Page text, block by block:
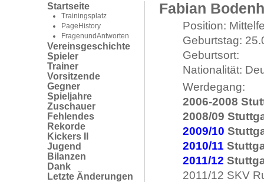
Startseite
Trainingsplatz
PageHistory
FragenundAntworten
Vereinsgeschichte
Spieler
Trainer
Vorsitzende
Gegner
Spieljahre
Zuschauer
Fehlendes
Rekorde
Kickers II
Jugend
Bilanzen
Dank
Letzte Änderungen
Fabian
Position:
Geburtstag:
Geburtsort:
Nationalität:
Werdegang:
2006-2008
2008/09
2009/10
2010/11
2011/12
2011/12 SKV